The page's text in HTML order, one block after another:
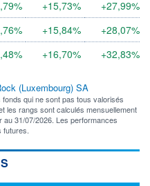
+15,73%
+27,99%
+15,84%
+28,07%
+16,70% +32,83%
(Luxembourg) SA
qui ne sont pas tous valorisés
les rangs sont calculés mensuellement
au 31/07/2026. Les performances
futures.